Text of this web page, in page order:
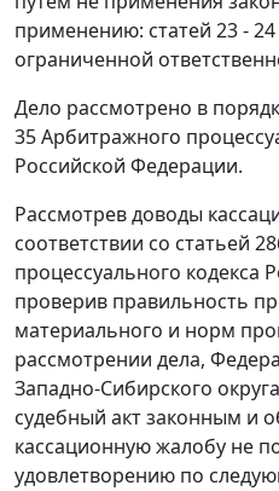
применению: статей 23 - 24
ограниченной
Дело рассмотрено в
35Арбитражного
Российской Федерации.
Рассмотрев доводы
соответствии со статьей
процессуального кодекса
проверив правильность
материального и норм
рассмотрении дела,
Западно-Сибирского
судебный акт законным и
кассационную жалобу не
удовлетворению по